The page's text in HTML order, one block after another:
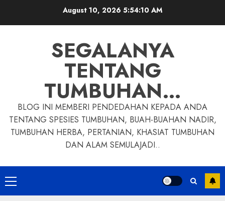
August 10, 20265:54:11 AM
SEGALANYA
TENTANG
TUMBUHAN…
BLOG INI MEMBERI PENDEDAHAN KEPADA ANDA
TENTANG SPESIES TUMBUHAN, BUAH-BUAHAN NADIR,
TUMBUHAN HERBA, PERTANIAN, KHASIAT TUMBUHAN
DAN ALAM SEMULAJADI..
Primary
Menu